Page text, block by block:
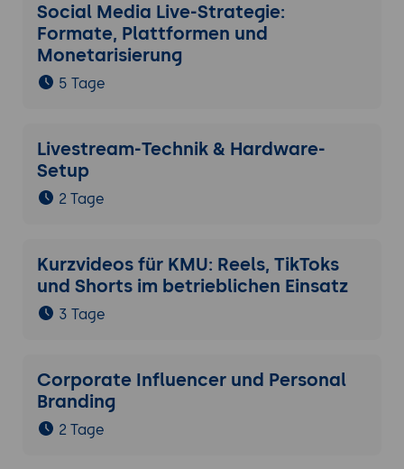
Social Media Live-Strategie:
Formate, Plattformen und
Monetarisierung
5 Tage
Livestream-Technik & Hardware-
Setup
2 Tage
Kurzvideos für KMU: Reels, TikToks
und Shorts im betrieblichen Einsatz
3 Tage
Corporate Influencer und Personal
Branding
2 Tage